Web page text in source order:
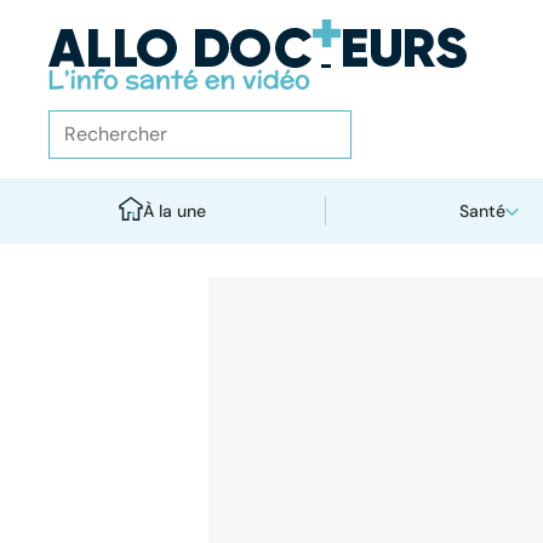
À la une Santé